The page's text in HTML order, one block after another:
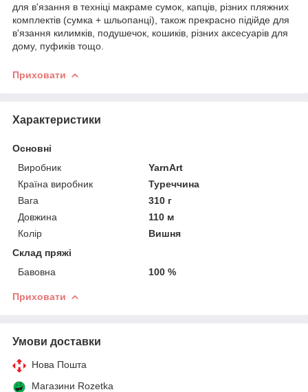
для в'язання в техніці макраме сумок, капців, різних пляжних
комплектів (сумка + шльопанці), також прекрасно підійде для
в'язання килимків, подушечок, кошиків, різних аксесуарів для
дому, пуфиків тощо.
Приховати
Характеристики
Основні
Виробник
YarnArt
Країна виробник
Туреччина
Вага
310 г
Довжина
110 м
Колір
Вишня
Склад пряжі
Бавовна
100 %
Приховати
Умови доставки
Нова Пошта
Магазини Rozetka